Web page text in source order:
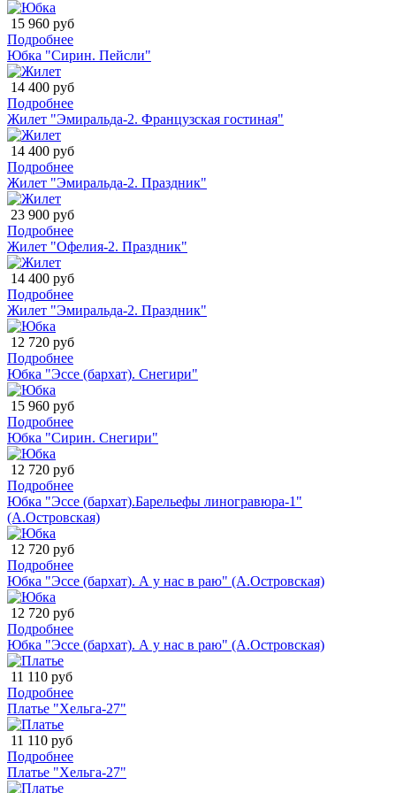
15 960 руб
Подробнее
Юбка "Сирин. Пейсли"
14 400 руб
Подробнее
Жилет "Эмиральда-2. Французская гостиная"
14 400 руб
Подробнее
Жилет "Эмиральда-2. Праздник"
23 900 руб
Подробнее
Жилет "Офелия-2. Праздник"
14 400 руб
Подробнее
Жилет "Эмиральда-2. Праздник"
12 720 руб
Подробнее
Юбка "Эссе (бархат). Снегири"
15 960 руб
Подробнее
Юбка "Сирин. Снегири"
12 720 руб
Подробнее
Юбка "Эссе (бархат).Барельефы линогравюра-1"
(А.Островская)
12 720 руб
Подробнее
Юбка "Эссе (бархат). А у нас в раю" (А.Островская)
12 720 руб
Подробнее
Юбка "Эссе (бархат). А у нас в раю" (А.Островская)
11 110 руб
Подробнее
Платье "Хельга-27"
11 110 руб
Подробнее
Платье "Хельга-27"